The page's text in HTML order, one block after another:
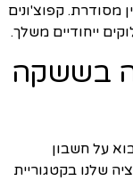
מסודרת. קפוצ'ונים
ייחודיים משלך.
בששקה
על חשבון
שלנו בקטגוריית